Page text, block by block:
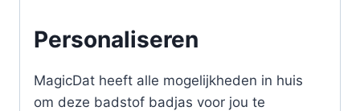
Personaliseren
MagicDat heeft alle mogelijkheden in huis
om deze badstof badjas voor jou te